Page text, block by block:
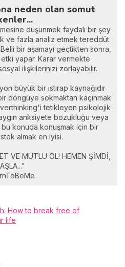
neden olan somut
düşünmek faydalı bir şey
ve fazla analiz etmek tereddüt
bir aşamayı geçtikten sonra,
yapar. Karar vermekte
ilişkilerinizi zorlayabilir.
büyük bir ıstırap kaynağıdır
döngüye sokmaktan kaçınmak
tetikleyen psikolojik
anksiyete bozukluğu veya
konuda konuşmak için bir
almak en iyisi.
VE MUTLU OL! HEMEN ŞİMDİ,
How to break free of
life